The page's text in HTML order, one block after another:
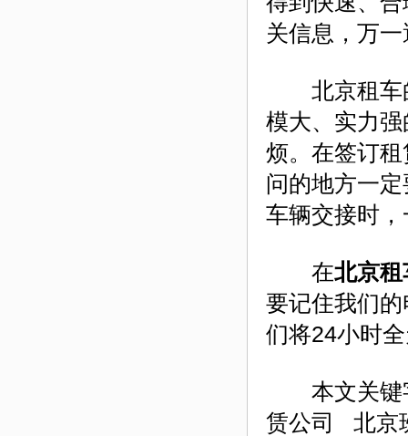
关信息，万
北京租车的
模大、实力强
烦。在签订
问的地方一
车辆交接时
在北京租
要记住我们
们将24小时
本文关键
赁公司 北京